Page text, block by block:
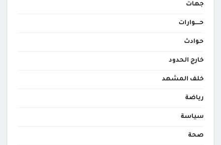
جهات
حــــوارات
حوادث
خارج الحدود
خلف المشهد
رياضة
سياسة
صحة